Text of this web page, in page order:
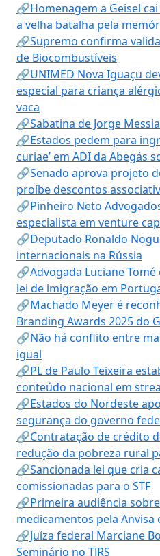
🔗Homenagem a Geisel
a velha batalha pela
🔗Supremo confirma
de Biocombustíveis
🔗UNIMED Nova Iguaçu
especial para criança
vaca
🔗Sabatina de Jorge
🔗Estados pedem para
curiae’ em ADI da Abegás
🔗Senado aprova projeto
proíbe descontos
🔗Pinheiro Neto
especialista em venture
🔗Deputado Ronaldo
internacionais na Rússia
🔗Advogada Luciane
lei de imigração em
🔗Machado Meyer é
Branding Awards 2025 do
🔗Não há conflito entre
igual
🔗PL de Paulo Teixeira
conteúdo nacional em
🔗Estados do Nordeste
segurança do governo
🔗Contratação de crédito
redução da pobreza rural
🔗Sancionada lei que cria
comissionadas para o STF
🔗Primeira audiência
medicamentos pela
🔗Juíza federal Marciane
Seminário no TJRS